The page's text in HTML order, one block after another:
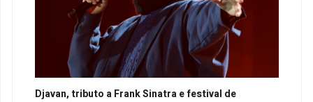
Djavan, tributo a Frank Sinatra e festival de